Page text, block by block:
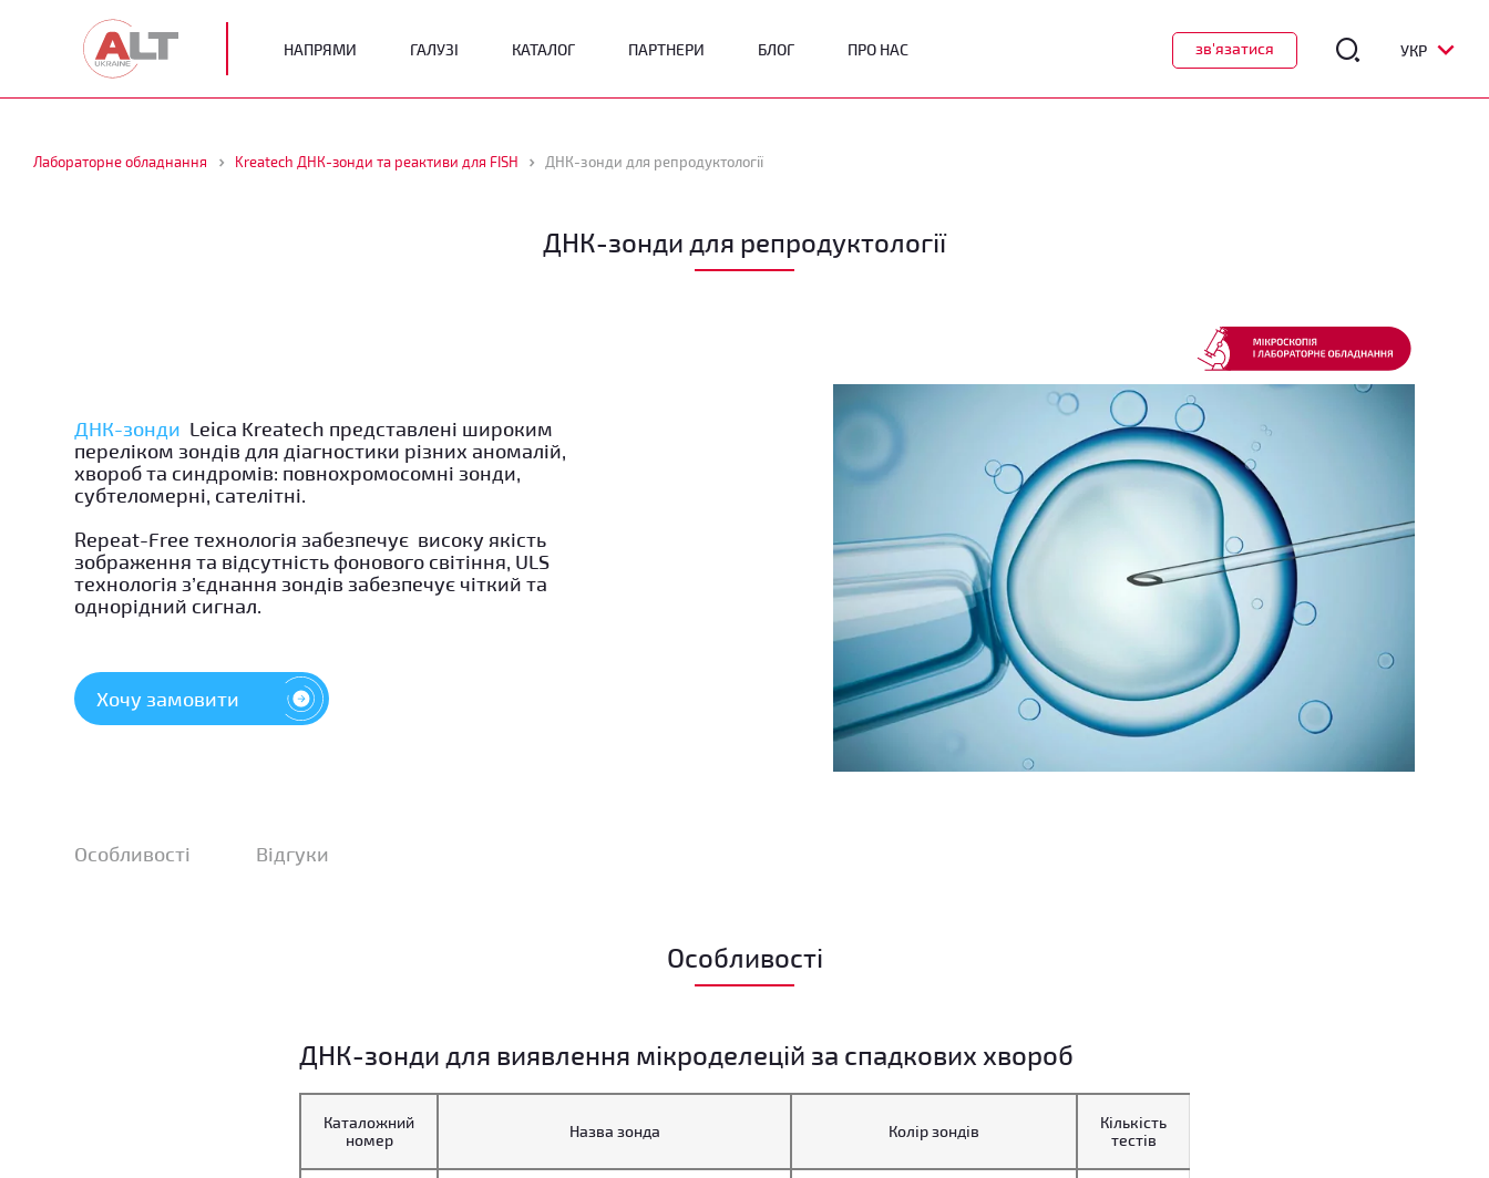
НАПРЯМИ ГАЛУЗІ КАТАЛОГ ПАРТНЕРИ БЛОГ ПРО НАС зв'язатися УКР
Лабораторне обладнання Kreatech ДНК-зонди та реактиви для FISH ДНК-зонди для репродуктології
ДНК-зонди для репродуктології
ДНК-зонди Leica Kreatech представлені широким
переліком зондів для діагностики різних аномалій,
хвороб та синдромів: повнохромосомні зонди,
субтеломерні, сателітні.
Repeat-Free технологія забезпечує високу якість
зображення та відсутність фонового світіння, ULS
технологія з’єднання зондів забезпечує чіткий та
однорідний сигнал.
Хочу замовити
Особливості Відгуки
Особливості
ДНК-зонди для виявлення мікроделецій за спадкових хвороб
Каталожний
номер
Назва зонда Колір зондів
Кількість
тестів